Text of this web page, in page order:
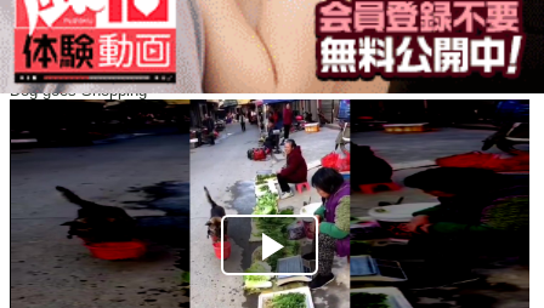
Dog goes Shopping